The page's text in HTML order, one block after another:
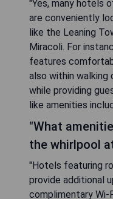
"Yes, many hotels
are conveniently
like the Leaning
Miracoli. For
features
also within walking
while providing
like amenities
"What
the whirlpool
"Hotels featuring
provide additional
complimentary Wi-